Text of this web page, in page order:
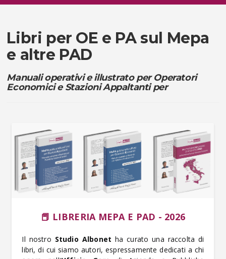
Libri per OE e PA sul Mepa
e altre PAD
Manuali operativi e illustrato per Operatori
Economici e Stazioni Appaltanti per
📕 LIBRERIA MEPA E PAD - 2026
Il nostro Studio Albonet ha curato una raccolta di
libri, di cui siamo autori, espressamente dedicati a chi